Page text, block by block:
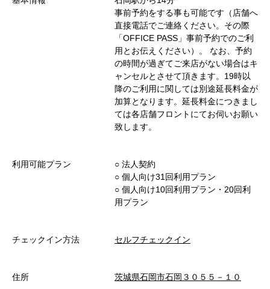
事前予約をする事も可能です（店舗へ
直接電話でご連絡ください。その際
「OFFICE PASS」事前予約でのご利
用とお伝えください）。 なお、予約
の時間が過ぎてご来店がない場合はキ
ャンセルとさせて頂きます。19時以
降のご利用に関しては別途延長料金が
加算となります。延長料金につきまし
ては各店舗フロントにてお伺いお願い
致します。
利用可能プラン
○︎ 法人契約
○︎ 個人向け31回利用プラン
○︎ 個人向け10回利用プラン・20回利
用プラン
チェックイン方法 セルフチェックイン
住所 茨城県石岡市石岡３０５５－１０